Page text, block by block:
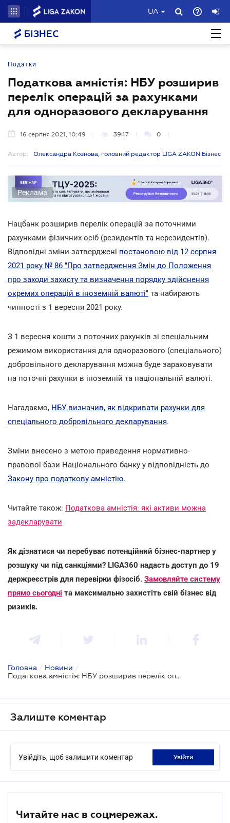
UA
БІЗНЕС
Податки
Податкова амністія: НБУ розширив
перелік операцій за рахунками
для одноразового декларування
16 серпня 2021, 10:49 3947 0
Автор: Олександра Кознова, головний редактор LIGA ZAKON Бізнес
Реклама
Нацбанк розширив перелік операцій за поточними
рахунками фізичних осіб (резидентів та нерезидентів).
Відповідні зміни затверджені постановою від 12 серпня
2021 року № 86 "Про затвердження Змін до Положення
про заходи захисту та визначення порядку здійснення
окремих операцій в іноземній валюті" та набирають
чинності з 1 вересня 2021 року.
З 1 вересня кошти з поточних рахунків зі спеціальним
режимом використання для одноразового (спеціального)
добровільного декларування можна буде зараховувати
на поточні рахунки в іноземній та національній валюті.
Нагадаємо, НБУ визначив, як відкривати рахунки для
спеціального добровільного декларування.
Зміни внесено з метою приведення нормативно-
правової бази Національного банку у відповідність до
Закону про податкову амністію.
Читайте також: Податкова амністія: які активи можна
задекларувати
Як дізнатися чи перебуває потенційний бізнес-партнер у
розшуку чи під санкціями? LIGA360 надасть доступ до 19
держреєстрів для перевірки фізосіб. Замовляйте систему
прямо сьогодні та максимально захистіть свій бізнес від
ризиків.
Головна / Новини /
Податкова амністія: НБУ розширив перелік операцій за рахунками для одноразового декларування
Залиште коментар
Увійдіть, щоб залишити коментар увійти
Читайте нас в соцмережах.